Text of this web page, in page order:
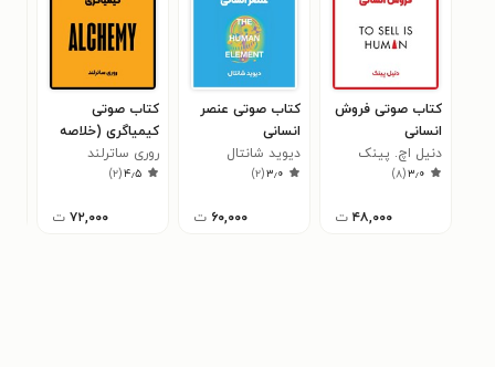
کتاب صوتی فروش
انسانی
دنیل اچ. پینک
۳٫۰(۸)
۴۸,۰۰۰ ت
کتاب صوتی عنصر
انسانی
دیوید شانتال
۳٫۰(۲)
۶۰,۰۰۰ ت
کتاب صوتی
کیمیاگری (خلاصه
کتاب)
روری ساترلند
۴٫۵(۲)
۷۲,۰۰۰ ت